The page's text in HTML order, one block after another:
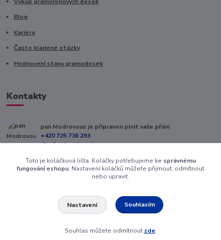
Blog
Kariéra
Často kladené otázky
Hodnocení stavu gramodesek
Kontakty
pan Modrovous je připraven plnit vaše přání
+420 725 736 293
(Po-Pá, 8 - 16 hod.)
info@modrovous.cz
Vytvořeno na Eshop-rychle.cz
Toto je koláčková lišta. Koláčky potřebujeme ke správnému
fungování eshopu. Nastavení koláčků můžete přijmout, odmítnout
nebo upravit.
Nastavení Souhlasím
Souhlas můžete odmítnout zde.